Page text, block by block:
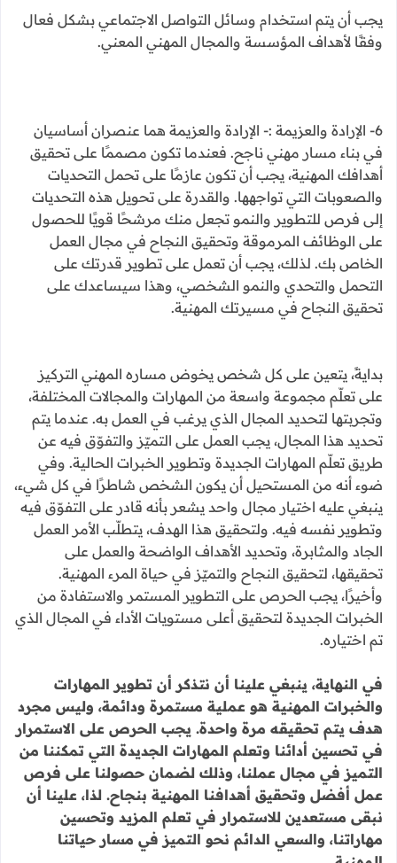
يجب أن يتم استخدام وسائل التواصل الاجتماعي بشكل فعال
وفقًا لأهداف المؤسسة والمجال المهني المعني.
6- الإرادة والعزيمة :- الإرادة والعزيمة هما عنصران أساسيان
في بناء مسار مهني ناجح. فعندما تكون مصممًا على تحقيق
أهدافك المهنية، يجب أن تكون عازمًا على تحمل التحديات
والصعوبات التي تواجهها. والقدرة على تحويل هذه التحديات
إلى فرص للتطوير والنمو تجعل منك مرشحًا قويًا للحصول
على الوظائف المرموقة وتحقيق النجاح في مجال العمل
الخاص بك. لذلك، يجب أن تعمل على تطوير قدرتك على
التحمل والتحدي والنمو الشخصي، وهذا سيساعدك على
تحقيق النجاح في مسيرتك المهنية.
بدايةً، يتعين على كل شخص يخوض مساره المهني التركيز
على تعلّم مجموعة واسعة من المهارات والمجالات المختلفة،
وتجربتها لتحديد المجال الذي يرغب في العمل به. عندما يتم
تحديد هذا المجال، يجب العمل على التميّز والتفوّق فيه عن
طريق تعلّم المهارات الجديدة وتطوير الخبرات الحالية. وفي
ضوء أنه من المستحيل أن يكون الشخص شاطرًا في كل شيء،
ينبغي عليه اختيار مجال واحد يشعر بأنه قادر على التفوّق فيه
وتطوير نفسه فيه. ولتحقيق هذا الهدف، يتطلّب الأمر العمل
الجاد والمثابرة، وتحديد الأهداف الواضحة والعمل على
تحقيقها، لتحقيق النجاح والتميّز في حياة المرء المهنية.
وأخيرًا، يجب الحرص على التطوير المستمر والاستفادة من
الخبرات الجديدة لتحقيق أعلى مستويات الأداء في المجال الذي
تم اختياره.
في النهاية، ينبغي علينا أن نتذكر أن تطوير المهارات
والخبرات المهنية هو عملية مستمرة ودائمة، وليس مجرد
هدف يتم تحقيقه مرة واحدة. يجب الحرص على الاستمرار
في تحسين أدائنا وتعلم المهارات الجديدة التي تمكننا من
التميز في مجال عملنا، وذلك لضمان حصولنا على فرص
عمل أفضل وتحقيق أهدافنا المهنية بنجاح. لذا، علينا أن
نبقى مستعدين للاستمرار في تعلم المزيد وتحسين
مهاراتنا، والسعي الدائم نحو التميز في مسار حياتنا